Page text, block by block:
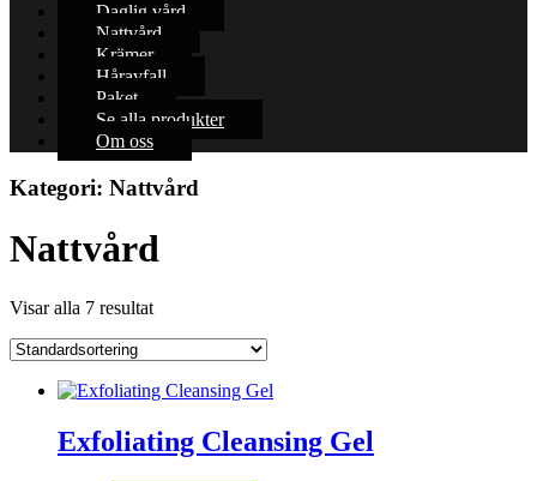
Daglig vård
Nattvård
Krämer
Håravfall
Paket
Se alla produkter
Om oss
Kategori: Nattvård
Nattvård
Visar alla 7 resultat
Exfoliating Cleansing Gel